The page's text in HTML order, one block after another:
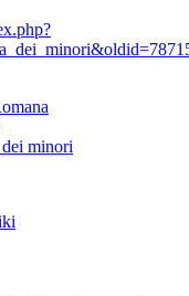
minori